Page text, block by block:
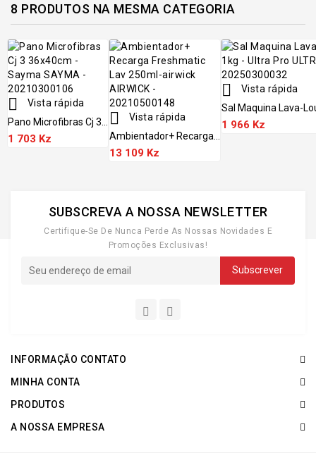
8 PRODUTOS NA MESMA CATEGORIA

Vista rápida
Pano Microfibras Cj 3...
1 703 Kz

Vista rápida
Ambientador+ Recarga...
13 109 Kz

Vista rápida
Sal Maquina Lava-
1 966 Kz
SUBSCREVA A NOSSA NEWSLETTER
Certifique-Se De Nunca Perde As Nossas Novidades E
Promoções Exclusivas!
INFORMAÇÃO CONTATO
MINHA CONTA
PRODUTOS
A NOSSA EMPRESA